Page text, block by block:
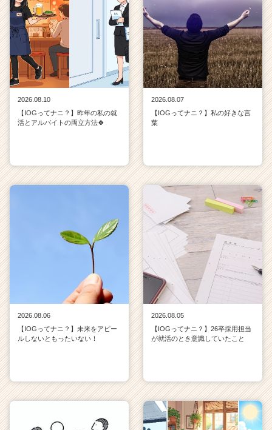
2026.08.10
【IOGってナニ？】昨年の私の就
活とアルバイトの両立方法🍀
2026.08.07
【IOGってナニ？】私の好きな言
葉
2026.08.06
【IOGってナニ？】未来をアピー
ルしないともったいない！
2026.08.05
【IOGってナニ？】26卒採用担当
が就活のとき意識していたこと